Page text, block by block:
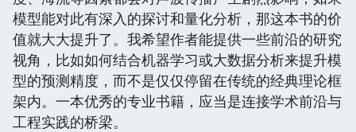
模型能对此有深入的探讨和量化分析，那这本书的价
值就大大提升了。我希望作者能提供一些前沿的研究
视角，比如如何结合机器学习或大数据分析来提升模
型的预测精度，而不是仅仅停留在传统的经典理论框
架内。一本优秀的专业书籍，应当是连接学术前沿与
工程实践的桥梁。